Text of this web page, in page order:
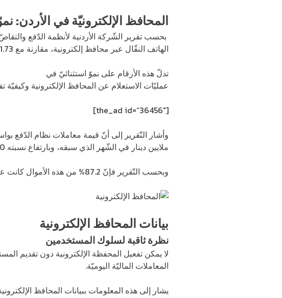
المحافظ الإلكترونيّة في الأردن:
الهاتف النقّال عبر محافظ إلكترونية، مقارنة مع 1.73 مليون حركة في نيسان/ أبريل، وبارتفاع بلغت نسبته 17.7%.
تدلّ هذه الأرقام على نموّ استثنائيّ في
عمليّات الاستعلام عن المحافظ الإلكترونية وكيفيّة
[the_ad id=”36456″]
ملايين دينار في الشّهر الذي سبقه، وبارتفاع نسبته 20%.
وبحسب التّقرير فإنّ 87.2% من هذه الأموال كانت عبر تحويل أموال و6.2 %كعمليّات سحب، و4.7% كحركات إيداع و1.9% مشتريات.
بيانات المحافظ الإلكترونية
نظرة ثاقبة لسلوك المستخدمين
لا يمكن تفعيل المحفظة الإلكترونية دون تقديم
المعاملات الماليّة اليوميّة.
يشار إلى هذه المعلومات ببيانات المحافظ